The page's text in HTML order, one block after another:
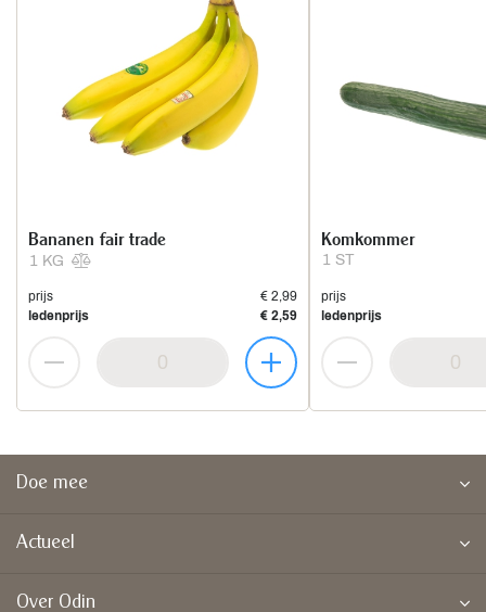
1 KG
Bananen fair trade
prijs
€ 2,99
ledenprijs
€ 2,59
1 ST
Komkommer
prijs
ledenprijs
Doe mee
Actueel
Over Odin